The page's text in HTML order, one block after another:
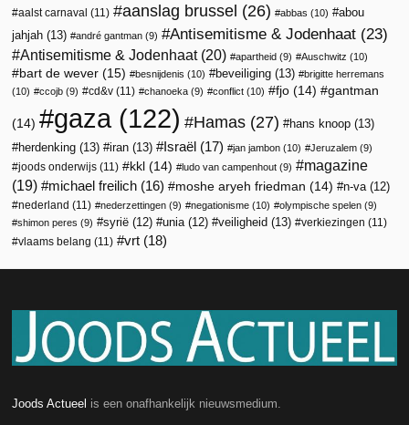
aalst carnaval (11) aanslag brussel (26) abbas (10)
abou
jahjah (13) andré gantman (9) Antisemitisme & Jodenhaat (23)
Antisemitisme & Jodenhaat(20) apartheid (9) Auschwitz (10)
bart de wever (15) besnijdenis (10) beveiliging (13)
brigitte herremans
(10)
ccojb (9) cd&v (11) chanoeka (9) conflict (10) fjo (14) gantman
(14) gaza(122) Hamas (27) hans knoop (13)
herdenking (13) iran (13) Israël (17) jan jambon (10) Jeruzalem (9)
joods onderwijs (11) kkl (14) ludo van campenhout (9)
magazine
(19)
michael freilich (16) moshe aryeh friedman (14) n-va (12)
nederland (11) nederzettingen (9) negationisme (10) olympische spelen (9)
shimon peres (9) syrië (12) unia (12) veiligheid (13) verkiezingen (11)
vlaams belang (11) vrt (18)
Joods Actueel is een onafhankelijk nieuwsmedium.